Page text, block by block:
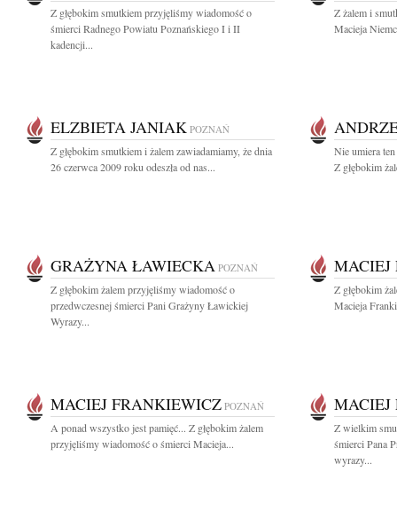
Z głębokim smutkiem przyjęliśmy wiadomość o
śmierci Radnego Powiatu Poznańskiego I i II
kadencji...
Z żalem i
Macieja
ELZBIETA JANIAK POZNAŃ
Z głębokim smutkiem i żalem zawiadamiamy, że dnia
26 czerwca 2009 roku odeszła od nas...
Nie umiera
Z głębokim
GRAŻYNA ŁAWIECKA POZNAŃ
Z głębokim żalem przyjęliśmy wiadomość o
przedwczesnej śmierci Pani Grażyny Ławickiej
Wyrazy...
MACIEJ
Z głębokim
Macieja
MACIEJ FRANKIEWICZ POZNAŃ
A ponad wszystko jest pamięć... Z głębokim żalem
przyjęliśmy wiadomość o śmierci Macieja...
MACIEJ
Z wielkim
śmierci Pana
wyrazy...